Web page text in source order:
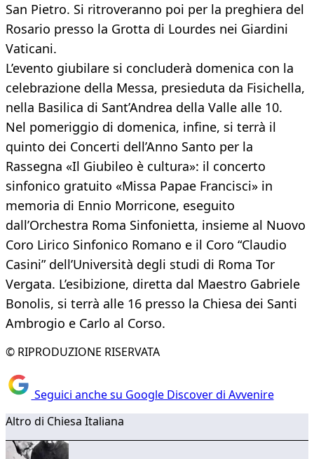
San Pietro. Si ritroveranno poi per la preghiera del
Rosario presso la Grotta di Lourdes nei Giardini
Vaticani.
L’evento giubilare si concluderà domenica con la
celebrazione della Messa, presieduta da Fisichella,
nella Basilica di Sant’Andrea della Valle alle 10.
Nel pomeriggio di domenica, infine, si terrà il
quinto dei Concerti dell’Anno Santo per la
Rassegna «Il Giubileo è cultura»: il concerto
sinfonico gratuito «Missa Papae Francisci» in
memoria di Ennio Morricone, eseguito
dall’Orchestra Roma Sinfonietta, insieme al Nuovo
Coro Lirico Sinfonico Romano e il Coro “Claudio
Casini” dell’Università degli studi di Roma Tor
Vergata. L’esibizione, diretta dal Maestro Gabriele
Bonolis, si terrà alle 16 presso la Chiesa dei Santi
Ambrogio e Carlo al Corso.
© RIPRODUZIONE RISERVATA
Seguici anche su Google Discover di Avvenire
Altro di Chiesa Italiana